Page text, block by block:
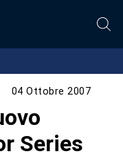
04 Ottobre 2007
Series